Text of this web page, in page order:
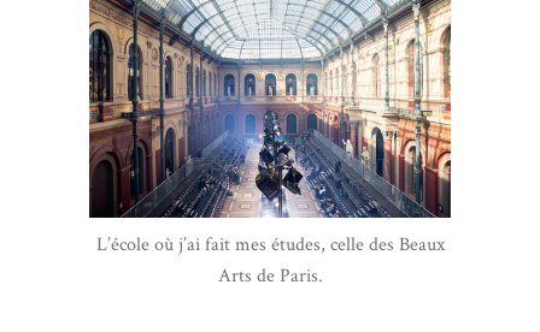
L’école où j’ai fait mes études, celle des Beaux
Arts de Paris.